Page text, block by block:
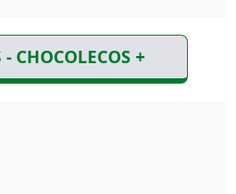
CHOCOLECOS +